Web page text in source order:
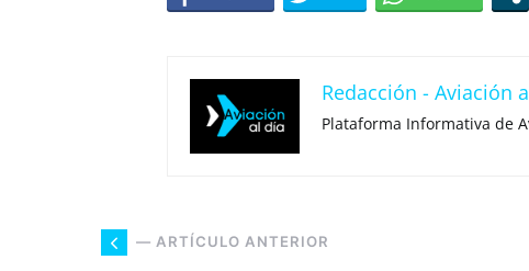
Redacción - Aviación
Plataforma Informativa de
— ARTÍCULO ANTERIOR